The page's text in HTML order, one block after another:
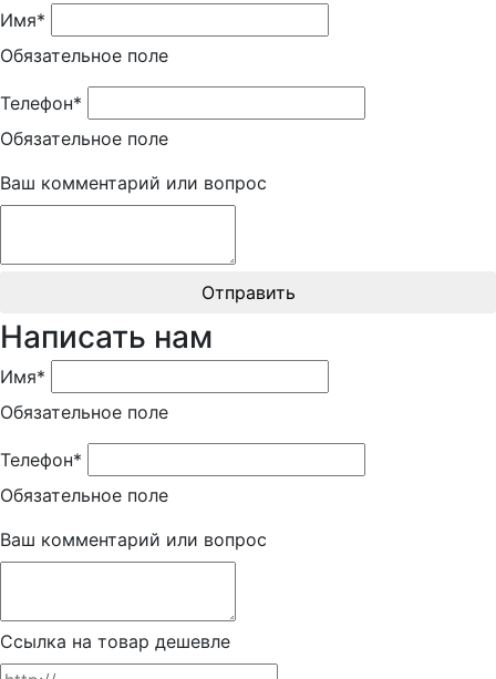
Имя*
Обязательное поле
Телефон*
Обязательное поле
Ваш комментарий или вопрос
Отправить
Написать нам
Имя*
Обязательное поле
Телефон*
Обязательное поле
Ваш комментарий или вопрос
Ссылка на товар дешевле